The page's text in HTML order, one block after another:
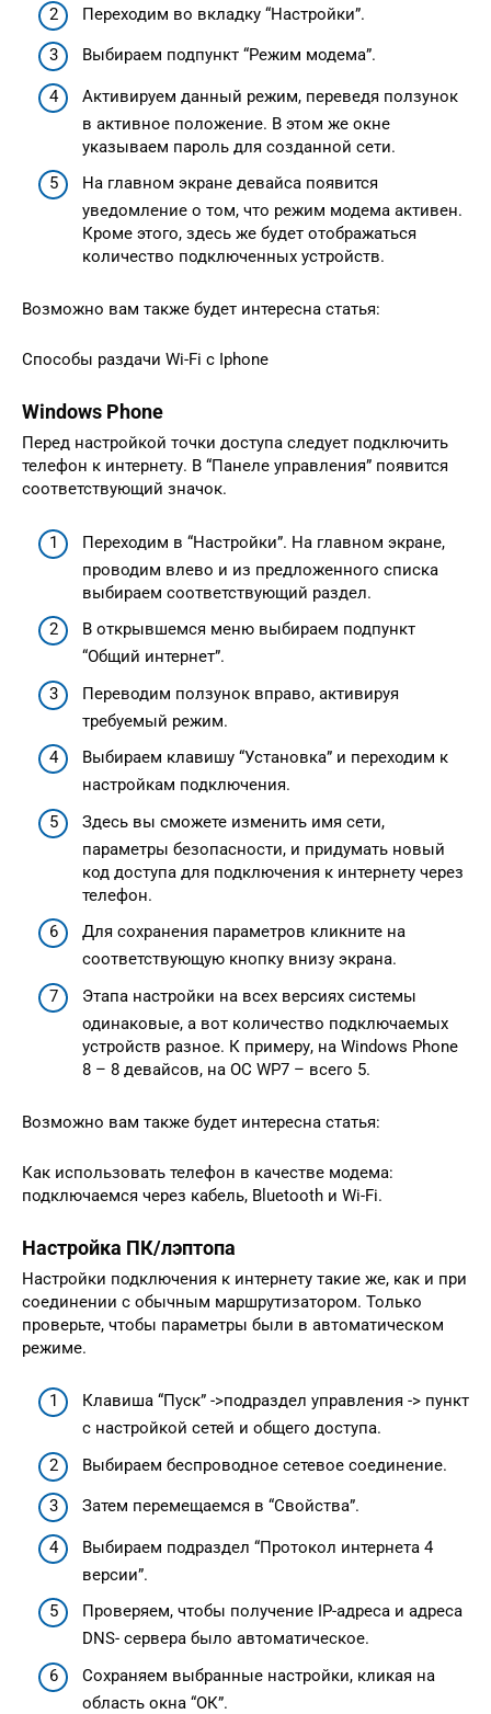
Переходим во вкладку “Настройки”.
Выбираем подпункт “Режим модема”.
Активируем данный режим, переведя ползунок
в активное положение. В этом же окне
указываем пароль для созданной сети.
На главном экране девайса появится
уведомление о том, что режим модема активен.
Кроме этого, здесь же будет отображаться
количество подключенных устройств.
Возможно вам также будет интересна статья:
Способы раздачи Wi-Fi с Iphone
Windows Phone
Перед настройкой точки доступа следует подключить
телефон к интернету. В “Панеле управления” появится
соответствующий значок.
Переходим в “Настройки”. На главном экране,
проводим влево и из предложенного списка
выбираем соответствующий раздел.
В открывшемся меню выбираем подпункт
“Общий интернет”.
Переводим ползунок вправо, активируя
требуемый режим.
Выбираем клавишу “Установка” и переходим к
настройкам подключения.
Здесь вы сможете изменить имя сети,
параметры безопасности, и придумать новый
код доступа для подключения к интернету через
телефон.
Для сохранения параметров кликните на
соответствующую кнопку внизу экрана.
Этапа настройки на всех версиях системы
одинаковые, а вот количество подключаемых
устройств разное. К примеру, на Windows Phone
8 – 8 девайсов, на ОС WP7 – всего 5.
Возможно вам также будет интересна статья:
Как использовать телефон в качестве модема:
подключаемся через кабель, Bluetooth и Wi-Fi.
Настройка ПК/лэптопа
Настройки подключения к интернету такие же, как и при
соединении с обычным маршрутизатором. Только
проверьте, чтобы параметры были в автоматическом
режиме.
Клавиша “Пуск” ->подраздел управления -> пункт
с настройкой сетей и общего доступа.
Выбираем беспроводное сетевое соединение.
Затем перемещаемся в “Свойства”.
Выбираем подраздел “Протокол интернета 4
версии”.
Проверяем, чтобы получение IP-адреса и адреса
DNS- сервера было автоматическое.
Сохраняем выбранные настройки, кликая на
область окна “ОК”.